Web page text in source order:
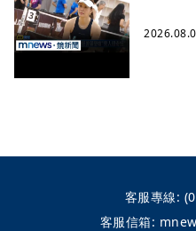
客服專線:
客服信箱: